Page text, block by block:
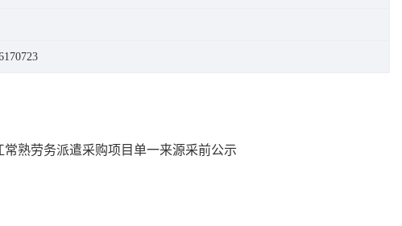
熟劳务派遣采购项目单一来源采前公示